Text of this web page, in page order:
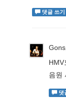
댓글 쓰기
Gons,
HMV
음원
댓